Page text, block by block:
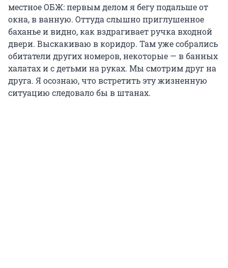
местное ОБЖ: первым делом я бегу подальше от
окна, в ванную. Оттуда слышно приглушенное
баханье и видно, как вздрагивает ручка входной
двери. Выскакиваю в коридор. Там уже собрались
обитатели других номеров, некоторые — в банных
халатах и с детьми на руках. Мы смотрим друг на
друга. Я осознаю, что встретить эту жизненную
ситуацию следовало бы в штанах.